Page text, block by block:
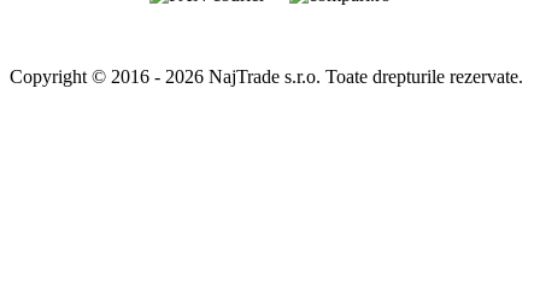
Copyright © 2016 - 2026 NajTrade s.r.o. Toate drepturile rezervate.